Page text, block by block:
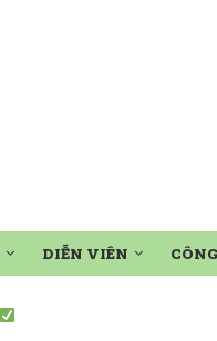
DIỄN VIÊN